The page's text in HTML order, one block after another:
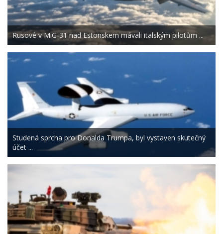
Rusové v MiG-31 nad Estonskem mávali italským pilotům ...
Studená sprcha pro Donalda Trumpa, byl vystaven skutečný
účet ...